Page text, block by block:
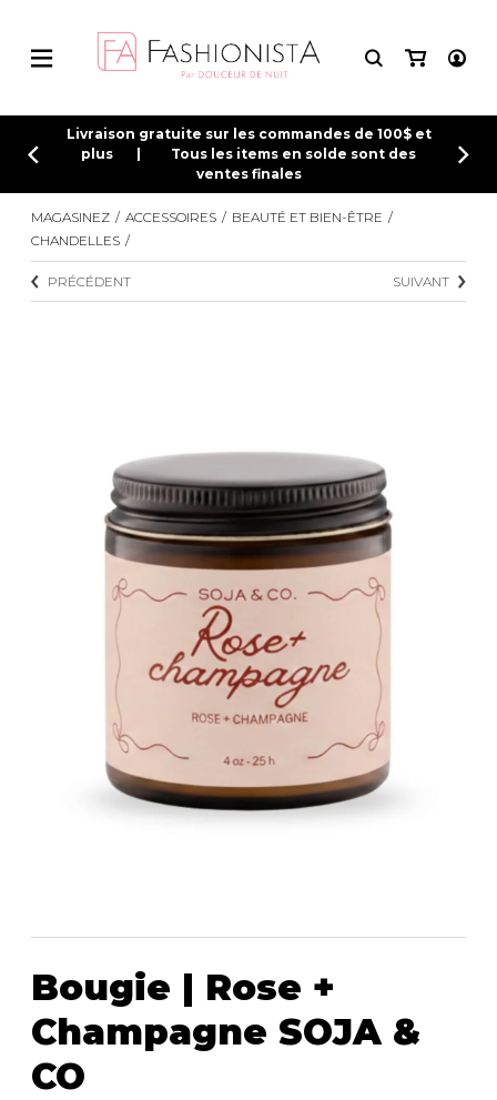
CONNEXION
INSCRIPTION
Livraison gratuite sur les commandes de 100$ et
plus | Tous les items en solde sont des
ventes finales
MAGASINEZ ACCESSOIRES
BEAUTÉ ET BIEN-ÊTRE
CHANDELLES
PRÉCÉDENT SUIVANT
Bougie | Rose +
Champagne SOJA &
CO